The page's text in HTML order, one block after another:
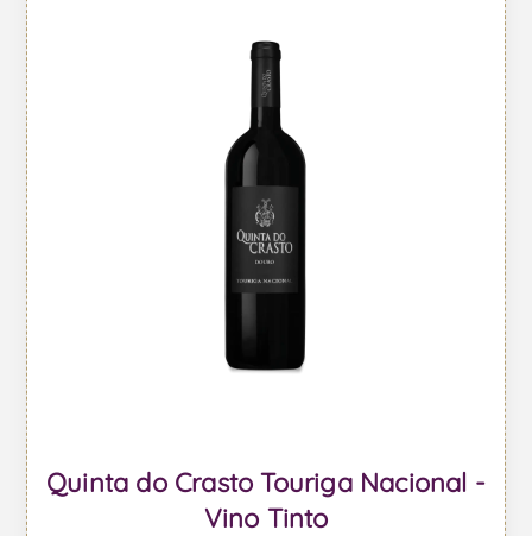
Quinta do Crasto Touriga Nacional -
Vino Tinto